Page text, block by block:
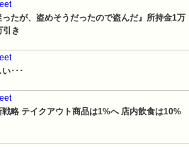
ったが、盗めそうだったので盗んだ』所持金1万
き
･･･
略 テイクアウト商品は1%へ 店内飲食は10%